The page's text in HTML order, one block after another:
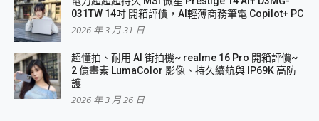
031TW 14吋 開箱評價，AI輕薄商務筆電 Copilot+ PC
2026 年 3 月 31 日
超懂拍、耐用 AI 街拍機~ realme 16 Pro 開箱評價~
2 億畫素 LumaColor 影像、持久續航與 IP69K 高防
護
2026 年 3 月 26 日